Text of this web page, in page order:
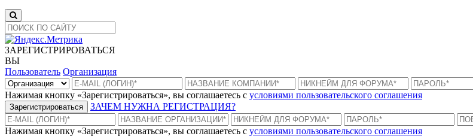
ЗАРЕГИСТРИРОВАТЬСЯ
ВЫ
Пользователь Организация
Нажимая кнопку «Зарегистрироваться», вы соглашаетесь с условиями пользовательского соглашения
Зарегистрироваться ЗАЧЕМ НУЖНА РЕГИСТРАЦИЯ?
Нажимая кнопку «Зарегистрироваться», вы соглашаетесь с условиями пользовательского соглашения